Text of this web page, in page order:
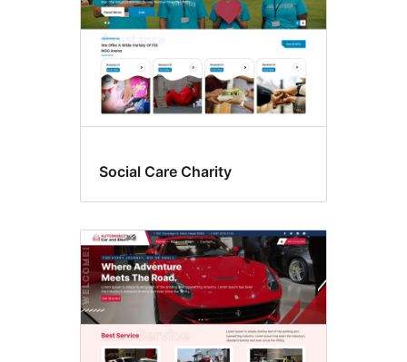
Social Care Charity